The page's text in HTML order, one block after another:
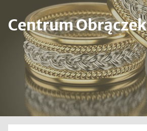
content
Centrum Obrączek